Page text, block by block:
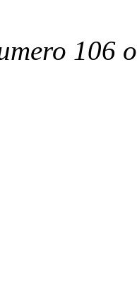
106